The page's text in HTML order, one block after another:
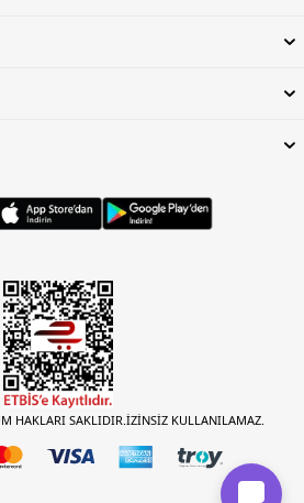
HAKLARI SAKLIDIR.İZİNSİZ KULLANILAMAZ.